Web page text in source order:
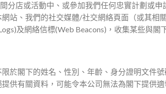
分店或活動中、或參加我們任何忠實計劃或
站、我們的社交媒體/社交網絡頁面（或其
及網絡信標(Web Beacons)，收集某些與閣
於閣下的姓名、性別、年齡、身分證明文件
供有關資料，可能令本公司無法為閣下提供